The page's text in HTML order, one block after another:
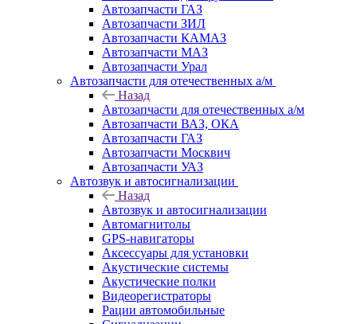
Автозапчасти ГАЗ
Автозапчасти ЗИЛ
Автозапчасти КАМАЗ
Автозапчасти МАЗ
Автозапчасти Урал
Автозапчасти для отечественных а/м
Назад
Автозапчасти для отечественных а/м
Автозапчасти ВАЗ, ОКА
Автозапчасти ГАЗ
Автозапчасти Москвич
Автозапчасти УАЗ
Автозвук и автосигнализации
Назад
Автозвук и автосигнализации
Автомагнитолы
GPS-навигаторы
Аксессуары для установки
Акустические системы
Акустические полки
Видеорегистраторы
Рации автомобильные